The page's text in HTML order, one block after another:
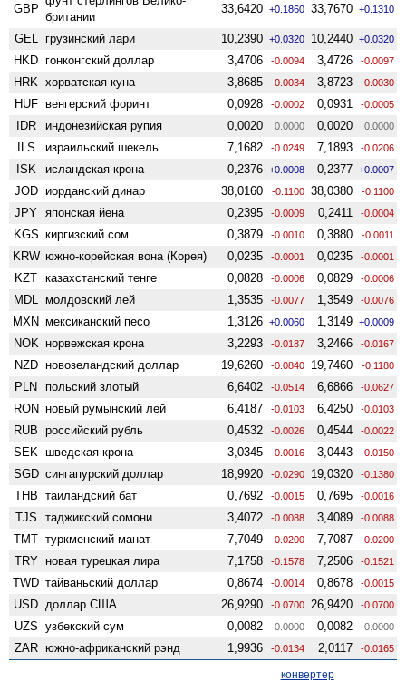
GBP
британии
33,6420 +0.1860 33,7670 +0.1310
GEL грузинский лари 10,2390 +0.0320 10,2440 +0.0320
HKD гонконгский доллар 3,4706 -0.0094 3,4726 -0.0097
HRK хорватская куна 3,8685 -0.0034 3,8723 -0.0030
HUF венгерский форинт 0,0928 -0.0002 0,0931 -0.0005
IDR индонезийская рупия 0,0020 0.0000 0,0020 0.0000
ILS израильский шекель 7,1682 -0.0249 7,1893 -0.0206
ISK исландская крона 0,2376 +0.0008 0,2377 +0.0007
JOD иорданский динар 38,0160 -0.1100 38,0380 -0.1100
JPY японская йена 0,2395 -0.0009 0,2411 -0.0004
KGS киргизский сом 0,3879 -0.0010 0,3880 -0.0011
KRW южно-корейская вона (Корея) 0,0235 -0.0001 0,0235 -0.0001
KZT казахстанский тенге 0,0828 -0.0006 0,0829 -0.0006
MDL молдовский лей 1,3535 -0.0077 1,3549 -0.0076
MXN мексиканский песо 1,3126 +0.0060 1,3149 +0.0009
NOK норвежская крона 3,2293 -0.0187 3,2466 -0.0167
NZD ново­зеландский доллар 19,6260 -0.0840 19,7460 -0.1180
PLN польский злотый 6,6402 -0.0514 6,6866 -0.0627
RON новый румынский лей 6,4187 -0.0103 6,4250 -0.0103
RUB российский рубль 0,4532 -0.0026 0,4544 -0.0022
SEK шведская крона 3,0345 -0.0016 3,0443 -0.0150
SGD сингапурский доллар 18,9920 -0.0290 19,0320 -0.1380
THB таиландский бат 0,7692 -0.0015 0,7695 -0.0016
TJS таджикский сомони 3,4072 -0.0088 3,4089 -0.0088
TMT туркменский манат 7,7049 -0.0200 7,7087 -0.0200
TRY новая турецкая лира 7,1758 -0.1578 7,2506 -0.1521
TWD тайваньский доллар 0,8674 -0.0014 0,8678 -0.0015
USD доллар США 26,9290 -0.0700 26,9420 -0.0700
UZS узбекский сум 0,0082 0.0000 0,0082 0.0000
ZAR южно-африканский рэнд 1,9936 -0.0134 2,0117 -0.0165
конвертер